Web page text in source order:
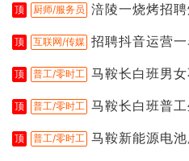
顶 厨师/服务员 涪陵一烧烤招
顶 互联网/传媒 招聘抖音运营一
顶 普工/零时工 马鞍长白班男
顶 普工/零时工 马鞍长白班普
顶 普工/零时工 马鞍新能源电